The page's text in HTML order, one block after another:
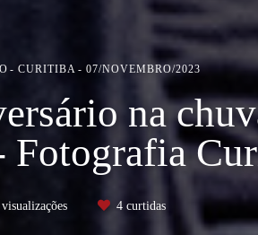
CURITIBA 07/NOVEMBRO/2023
na
Fotografia
4curtidas